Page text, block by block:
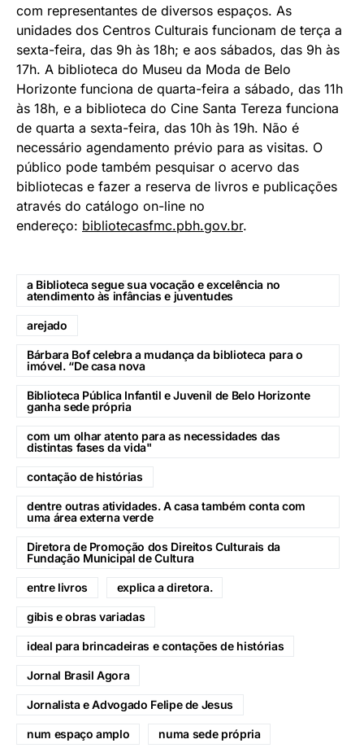
com representantes de diversos espaços. As
unidades dos Centros Culturais funcionam de terça a
sexta-feira, das 9h às 18h; e aos sábados, das 9h às
17h. A biblioteca do Museu da Moda de Belo
Horizonte funciona de quarta-feira a sábado, das 11h
às 18h, e a biblioteca do Cine Santa Tereza funciona
de quarta a sexta-feira, das 10h às 19h. Não é
necessário agendamento prévio para as visitas. O
público pode também pesquisar o acervo das
bibliotecas e fazer a reserva de livros e publicações
através do catálogo on-line no
endereço: bibliotecasfmc.pbh.gov.br.
a Biblioteca segue sua vocação e excelência no
atendimento às infâncias e juventudes
arejado
Bárbara Bof celebra a mudança da biblioteca para o
imóvel. “De casa nova
Biblioteca Pública Infantil e Juvenil de Belo Horizonte
ganha sede própria
com um olhar atento para as necessidades das
distintas fases da vida"
contação de histórias
dentre outras atividades. A casa também conta com
uma área externa verde
Diretora de Promoção dos Direitos Culturais da
Fundação Municipal de Cultura
entre livros explica a diretora.
gibis e obras variadas
ideal para brincadeiras e contações de histórias
Jornal Brasil Agora
Jornalista e Advogado Felipe de Jesus
num espaço amplo numa sede própria